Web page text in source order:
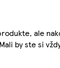
ale
by ste si